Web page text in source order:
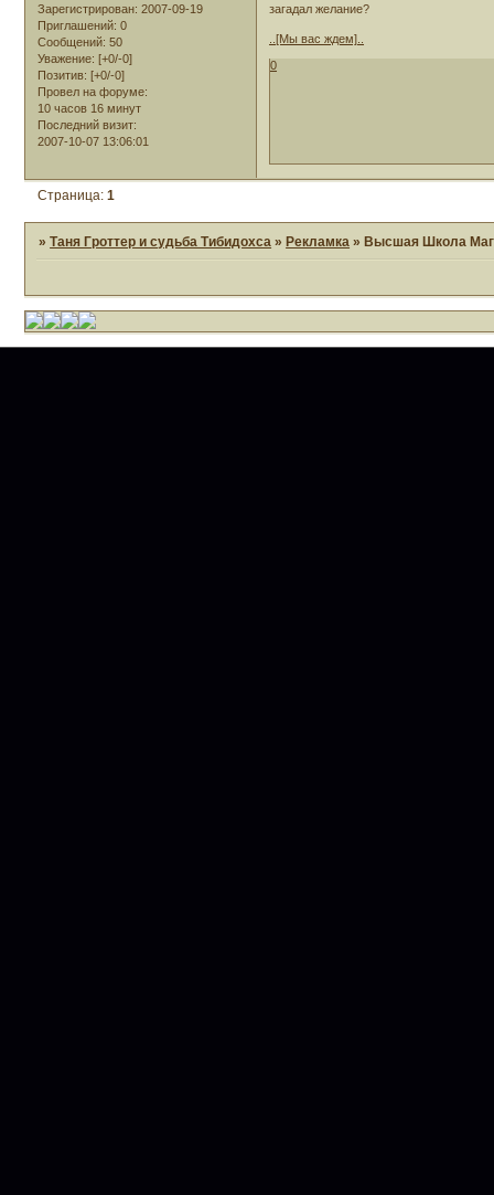
Зарегистрирован: 2007-09-19
Приглашений: 0
Сообщений: 50
Уважение: [+0/-0]
Позитив: [+0/-0]
Провел на форуме:
10 часов 16 минут
Последний визит:
2007-10-07 13:06:01
загадал желание?
..[Мы вас ждем]..
0
Страница:1
»Таня Гроттер и судьба Тибидохса » Рекламка » Высшая Школа